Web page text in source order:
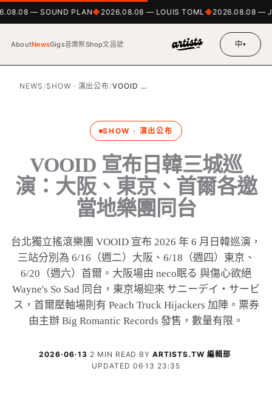
— SOUND PLAN 2026.08.08 — LOUIS TOML 2026.08.08 —
AboutNewsGigs音樂祭Shop文昌號 中▾
NEWS /SHOW · 演出公布/VOOID …
SHOW · 演出公布
VOOID 宣布日韓三城巡
演：大阪、東京、首爾各邀
當地樂團同台
台北獨立搖滾樂團 VOOID 宣布 2026 年 6 月日韓巡演，
三站分別為 6/16（週二）大阪、6/18（週四）東京、
6/20（週六）首爾。大阪場由 neco眠る 與傷心欲絕
Wayne's So Sad 同台，東京場迎來 サニーデイ・サービ
ス，首爾壓軸場則有 Peach Truck Hijackers 加陣。票券
由主辦 Big Romantic Records 發售，數量有限。
2026·06·13· 2 MIN READ · BYARTISTS.TW 編輯部·
UPDATED 06·13 23:35